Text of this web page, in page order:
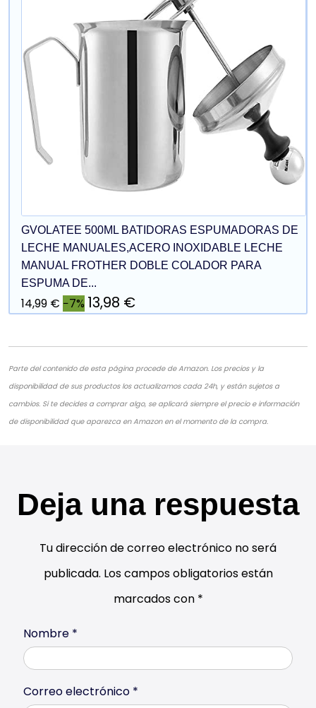
GVOLATEE 500ML BATIDORAS ESPUMADORAS DE
LECHE MANUALES,ACERO INOXIDABLE LECHE
MANUAL FROTHER DOBLE COLADOR PARA
ESPUMA DE...
14,99 € −7% 13,98 €
Parte del contenido de esta página procede de Amazon. Los precios y la
disponibilidad de sus productos los actualizamos cada 24h, y están sujetos a
cambios. Si te decides a comprar algo, se aplicará siempre el precio e información
de disponibilidad que aparezca en Amazon en el momento de la compra.
Deja una respuesta
Tu dirección de correo electrónico no será
publicada. Los campos obligatorios están
marcados con *
Nombre *
Correo electrónico *